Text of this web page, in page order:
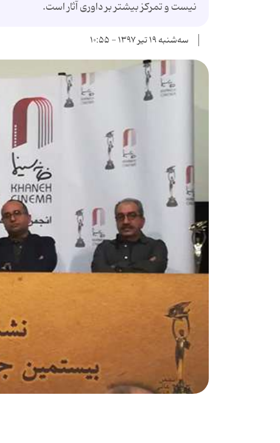
نیست و تمرکز بیشتر بر داوری آثار است.
سه‌شنبه ۱۹ تیر ۱۳۹۷ - ۱۰:۵۵